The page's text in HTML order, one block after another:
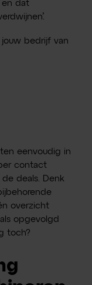
en dat
bedrijf van
eenvoudig in
contact
deals. Denk
overzicht
opgevolgd
toch?